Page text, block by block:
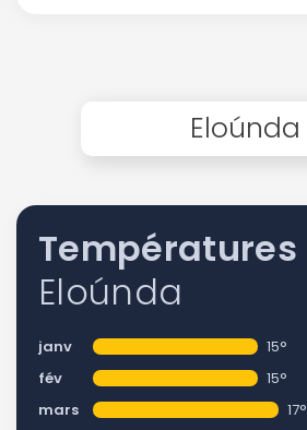
Eloúnda
Températures
Eloúnda
janv
15°
fév
15°
mars
17°